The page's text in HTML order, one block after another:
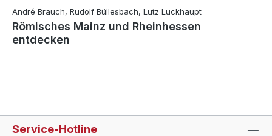
André Brauch, Rudolf Büllesbach, Lutz Luckhaupt
Römisches Mainz und Rheinhessen
entdecken
Service-Hotline